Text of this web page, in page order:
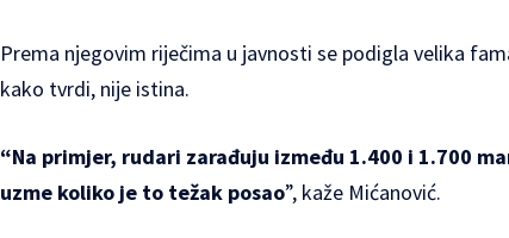
Prema njegovim riječima u javnosti se podigla velika
kako tvrdi, nije istina.
“Na primjer, rudari zarađuju između 1.400 i 1.700
uzme koliko je to težak posao”, kaže Mićanović.